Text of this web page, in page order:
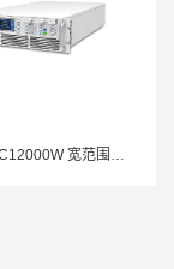
SP500VDC12000W 宽范围大功率可编程直流电源